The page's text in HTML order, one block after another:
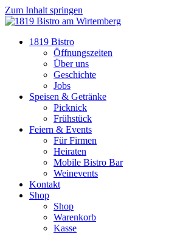
Zum Inhalt springen
1819 Bistro
Öffnungszeiten
Über uns
Geschichte
Jobs
Speisen & Getränke
Picknick
Frühstück
Feiern & Events
Für Firmen
Heiraten
Mobile Bistro Bar
Weinevents
Kontakt
Shop
Shop
Warenkorb
Kasse